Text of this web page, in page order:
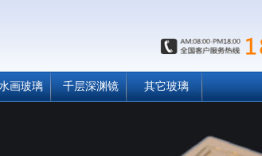
画玻璃 千层深渊镜 其它玻璃